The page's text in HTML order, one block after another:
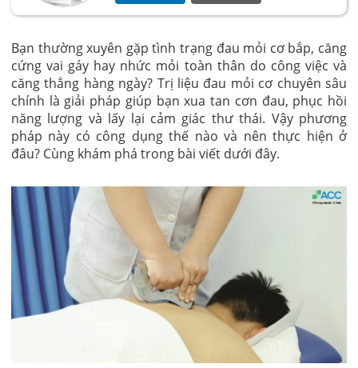
Bạn thường xuyên gặp tình trạng đau mỏi cơ bắp, căng
cứng vai gáy hay nhức mỏi toàn thân do công việc và
căng thẳng hàng ngày? Trị liệu đau mỏi cơ chuyên sâu
chính là giải pháp giúp bạn xua tan cơn đau, phục hồi
năng lượng và lấy lại cảm giác thư thái. Vậy phương
pháp này có công dụng thế nào và nên thực hiện ở
đâu? Cùng khám phá trong bài viết dưới đây.